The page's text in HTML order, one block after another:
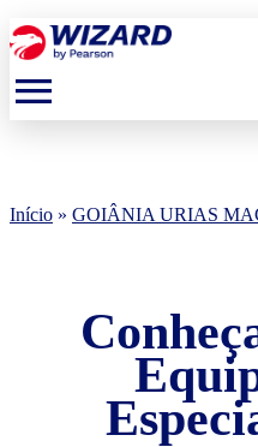
menu
Início » GOIÂNIA URIAS